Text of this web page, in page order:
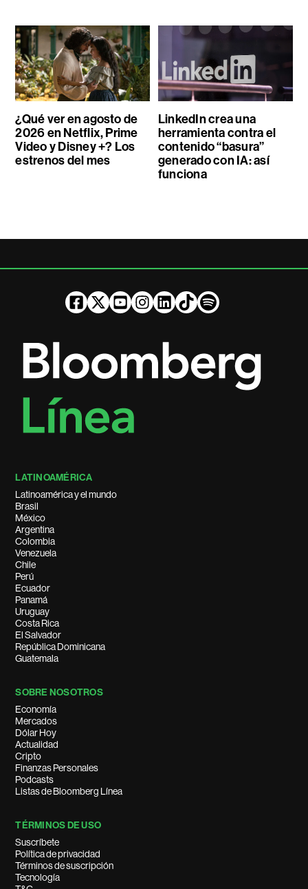
¿Qué ver en agosto de
2026 en Netflix, Prime
Video y Disney +? Los
estrenos del mes
LinkedIn crea una
herramienta contra el
contenido “basura”
generado con IA: así
funciona
LATINOAMÉRICA
Latinoamérica y el mundo
Brasil
México
Argentina
Colombia
Venezuela
Chile
Perú
Ecuador
Panamá
Uruguay
Costa Rica
El Salvador
República Dominicana
Guatemala
SOBRE NOSOTROS
Economía
Mercados
Dólar Hoy
Actualidad
Cripto
Finanzas Personales
Podcasts
Listas de Bloomberg Línea
TÉRMINOS DE USO
Suscríbete
Política de privacidad
Términos de suscripción
Tecnología